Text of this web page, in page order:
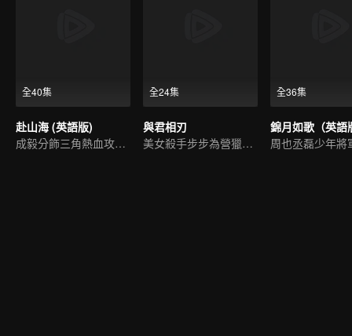
全40集
赴山海 (英語版)
成毅分飾三角熱血攻略江湖
全24集
與君相刃
美女殺手步步為營獵愛皇子
全36集
錦月如歌（英語